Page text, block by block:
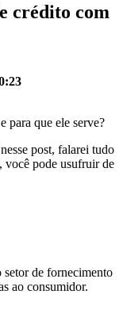
crédito com
para que ele serve?
post, falarei tudo
você pode usufruir de
de fornecimento
ao consumidor.